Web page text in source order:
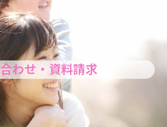
わせ・資料請求